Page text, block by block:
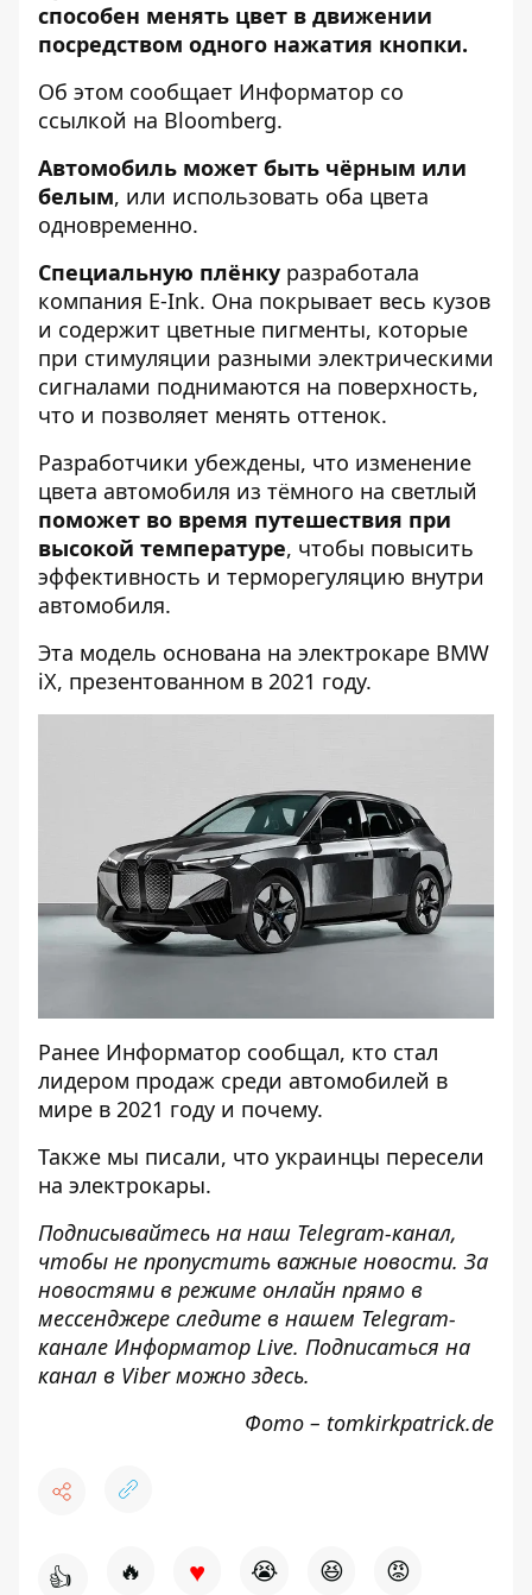
способен менять цвет в движении
посредством одного нажатия кнопки.
Об этом сообщает Информатор со
ссылкой на Bloomberg.
Автомобиль может быть чёрным или
белым, или использовать оба цвета
одновременно.
Специальную плёнку разработала
компания E-Ink. Она покрывает весь кузов
и содержит цветные пигменты, которые
при стимуляции разными электрическими
сигналами поднимаются на поверхность,
что и позволяет менять оттенок.
Разработчики убеждены, что изменение
цвета автомобиля из тёмного на светлый
поможет во время путешествия при
высокой температуре, чтобы повысить
эффективность и терморегуляцию внутри
автомобиля.
Эта модель основана на электрокаре BMW
iX, презентованном в 2021 году.
Ранее Информатор сообщал, кто стал
лидером продаж среди автомобилей в
мире в 2021 году и почему.
Также мы писали, что украинцы пересели
на электрокары.
Подписывайтесь на наш Telegram-канал,
чтобы не пропустить важные новости. За
новостями в режиме онлайн прямо в
мессенджере следите в нашем Telegram-
канале Информатор Live. Подписаться на
канал в Viber можно здесь.
Фото – tomkirkpatrick.de
👍 🔥 ♥ 😭 😆 😡